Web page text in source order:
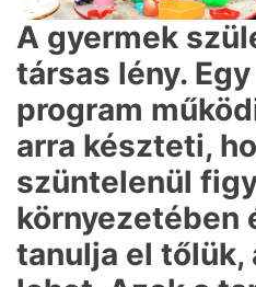
A gyermek
társas lény.
program
arra készteti,
szüntelenül
környezetében
tanulja el tőlük,